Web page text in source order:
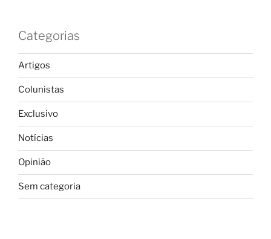
Categorias
Artigos
Colunistas
Exclusivo
Notícias
Opinião
Sem categoria